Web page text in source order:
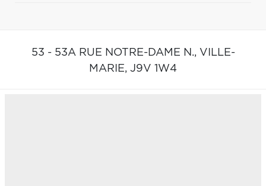
53 - 53A RUE NOTRE-DAME N., VILLE-
MARIE, J9V 1W4